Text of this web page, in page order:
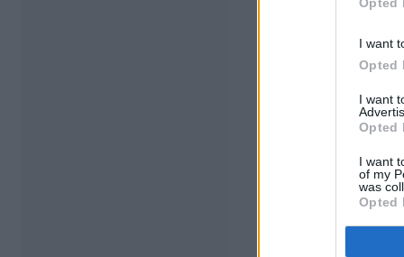
I want
Opted
I want
Opted
I want
of my
was
Opted